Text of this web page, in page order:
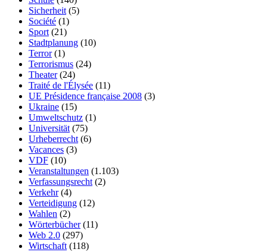
Sicherheit (5)
Société (1)
Sport (21)
Stadtplanung (10)
Terror(1)
Terrorismus (24)
Theater(24)
Traité de l'Élysée (11)
UE Présidence française 2008 (3)
Ukraine (15)
Umweltschutz (1)
Universität (75)
Urheberrecht (6)
Vacances (3)
VDF (10)
Veranstaltungen (1.103)
Verfassungsrecht (2)
Verkehr(4)
Verteidigung (12)
Wahlen (2)
Wörterbücher(11)
Web 2.0 (297)
Wirtschaft (118)